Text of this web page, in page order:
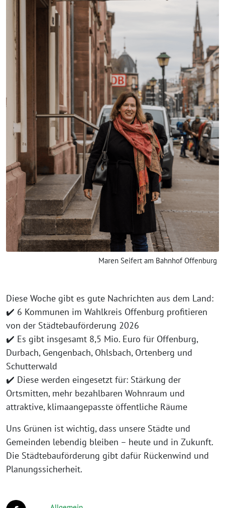
Maren Seifert am Bahnhof Offenburg
Diese Woche gibt es gute Nachrichten aus dem Land:
✔️ 6 Kommunen im Wahlkreis Offenburg profitieren
von der Städtebauförderung 2026
✔️ Es gibt insgesamt 8,5 Mio. Euro für Offenburg,
Durbach, Gengenbach, Ohlsbach, Ortenberg und
Schutterwald
✔️ Diese werden eingesetzt für: Stärkung der
Ortsmitten, mehr bezahlbaren Wohnraum und
attraktive, klimaangepasste öffentliche Räume
Uns Grünen ist wichtig, dass unsere Städte und
Gemeinden lebendig bleiben – heute und in Zukunft.
Die Städtebauförderung gibt dafür Rückenwind und
Planungssicherheit.